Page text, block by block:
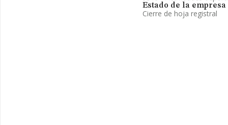
Estado de la empresa
Cierre de hoja registral